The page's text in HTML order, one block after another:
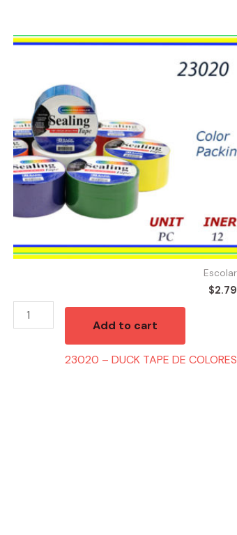
Escolar
$2.79
23020
TAPE
DE
COLORES
quantity
Add to cart
23020 – DUCK TAPE DE COLORES